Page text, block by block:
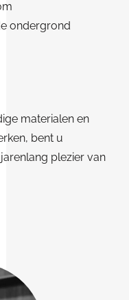
ondergrond
materialen en
bent u
plezier van